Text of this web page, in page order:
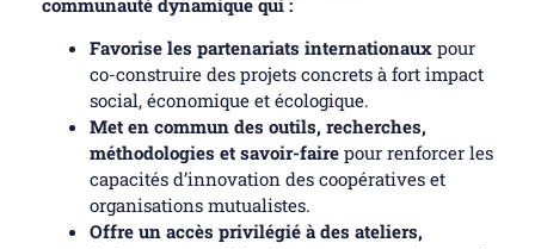
Favorise les partenariats internationaux pour
co-construire des projets concrets à fort impact
social, économique et écologique.
Met en commun des outils, recherches,
méthodologies et savoir-faire pour renforcer les
capacités d’innovation des coopératives et
organisations mutualistes.
Offre un accès privilégié à des ateliers,